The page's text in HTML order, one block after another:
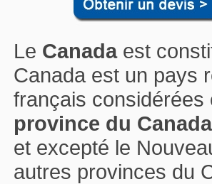
Le Canadaest
Canada est un pays
français considérées
province du Canada
et excepté le
autres provinces du